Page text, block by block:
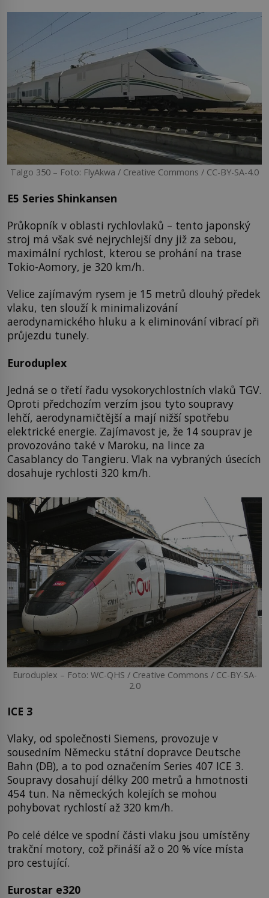
Talgo 350 – Foto: FlyAkwa / Creative Commons / CC-BY-SA-4.0
E5 Series Shinkansen
Průkopník v oblasti rychlovlaků – tento japonský
stroj má však své nejrychlejší dny již za sebou,
maximální rychlost, kterou se prohání na trase
Tokio-Aomory, je 320 km/h.
Velice zajímavým rysem je 15 metrů dlouhý předek
vlaku, ten slouží k minimalizování
aerodynamického hluku a k eliminování vibrací při
průjezdu tunely.
Euroduplex
Jedná se o třetí řadu vysokorychlostních vlaků TGV.
Oproti předchozím verzím jsou tyto soupravy
lehčí, aerodynamičtější a mají nižší spotřebu
elektrické energie. Zajímavost je, že 14 souprav je
provozováno také v Maroku, na lince za
Casablancy do Tangieru. Vlak na vybraných úsecích
dosahuje rychlosti 320 km/h.
Euroduplex – Foto: WC-QHS / Creative Commons / CC-BY-SA-
2.0
ICE 3
Vlaky, od společnosti Siemens, provozuje v
sousedním Německu státní dopravce Deutsche
Bahn (DB), a to pod označením Series 407 ICE 3.
Soupravy dosahují délky 200 metrů a hmotnosti
454 tun. Na německých kolejích se mohou
pohybovat rychlostí až 320 km/h.
Po celé délce ve spodní části vlaku jsou umístěny
trakční motory, což přináší až o 20 % více místa
pro cestující.
Eurostar e320